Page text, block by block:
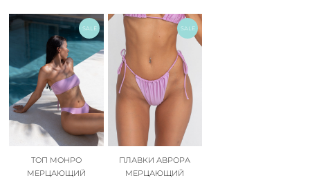
SALE
ТОП МОНРО
МЕРЦАЮЩИЙ
SALE
ПЛАВКИ АВРОРА
МЕРЦАЮЩИЙ